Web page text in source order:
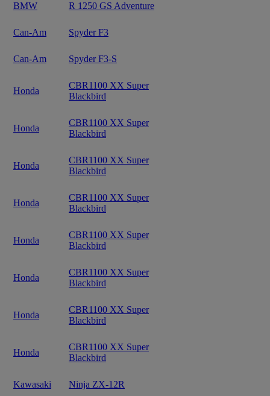
BMW R 1250 GS Adventure
Can-Am Spyder F3
Can-Am Spyder F3-S
Honda
CBR1100 XX Super
Blackbird
Honda
CBR1100 XX Super
Blackbird
Honda
CBR1100 XX Super
Blackbird
Honda
CBR1100 XX Super
Blackbird
Honda
CBR1100 XX Super
Blackbird
Honda
CBR1100 XX Super
Blackbird
Honda
CBR1100 XX Super
Blackbird
Honda
CBR1100 XX Super
Blackbird
Kawasaki Ninja ZX-12R